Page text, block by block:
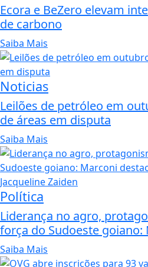
Ecora e BeZero elevam
de carbono
Saiba Mais
Noticias
Leilões de petróleo em
de áreas em disputa
Saiba Mais
Política
Liderança no agro,
força do Sudoeste goiano:
Saiba Mais